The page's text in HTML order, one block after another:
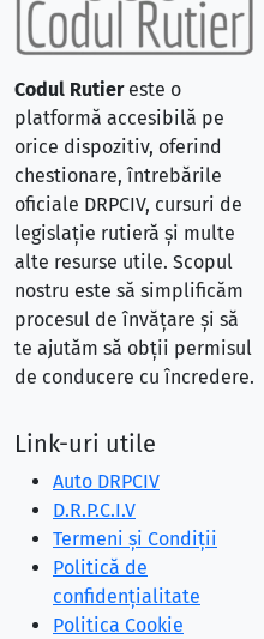
Codul Rutiereste o
platformă accesibilă pe
orice dispozitiv, oferind
chestionare, întrebările
oficiale DRPCIV, cursuri de
legislație rutieră și multe
alte resurse utile. Scopul
nostru este să simplificăm
procesul de învățare și să
te ajutăm să obții permisul
de conducere cu încredere.
Link-uri utile
Auto DRPCIV
D.R.P.C.I.V
Termeni și Condiții
Politică de
confidențialitate
Politica Cookie